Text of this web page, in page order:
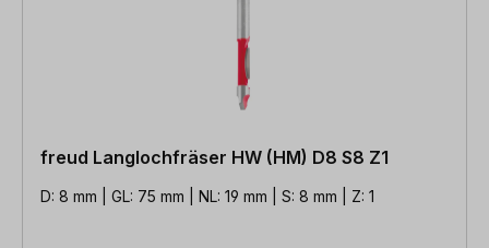
freud Langlochfräser HW (HM) D8 S8 Z1
D: 8 mm | GL: 75 mm | NL: 19 mm | S: 8 mm | Z: 1